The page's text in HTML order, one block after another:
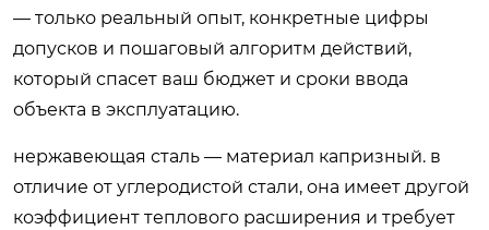
— только реальный опыт, конкретные цифры
допусков и пошаговый алгоритм действий,
который спасет ваш бюджет и сроки ввода
объекта в эксплуатацию.
нержавеющая сталь — материал капризный. в
отличие от углеродистой стали, она имеет другой
коэффициент теплового расширения и требует